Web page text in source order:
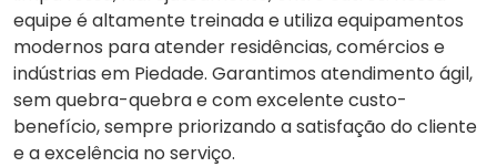
equipe é altamente treinada e utiliza equipamentos
modernos para atender residências, comércios e
indústrias em Piedade. Garantimos atendimento ágil,
sem quebra-quebra e com excelente custo-
benefício, sempre priorizando a satisfação do cliente
e a excelência no serviço.